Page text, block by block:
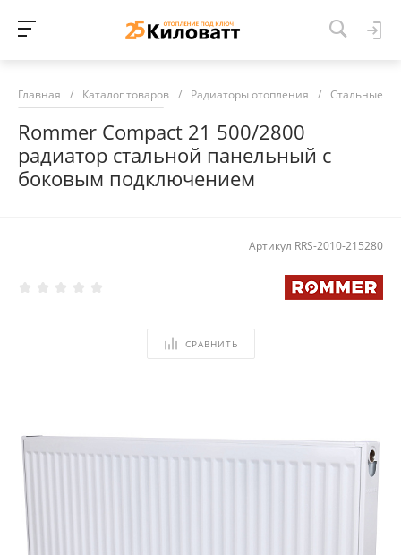
Главная / Каталог товаров / Радиаторы отопления / Стальные
Rommer Compact 21 500/2800
радиатор стальной панельный с
боковым подключением
Артикул RRS-2010-215280
СРАВНИТЬ